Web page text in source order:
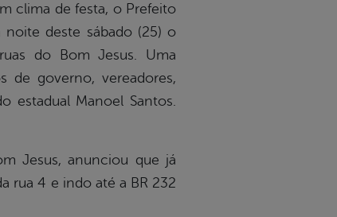
clima de festa, o Prefeito
noite deste sábado (25) o
do Bom Jesus. Uma
de governo, vereadores,
estadual Manoel Santos.
Jesus, anunciou que já
rua 4 e indo até a BR 232